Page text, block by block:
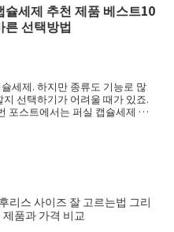
슐세제 추천 제품 베스트10
른 선택방법
세제. 하지만 종류도 기능로 많
선택하기가 어려울 때가 있죠.
포스트에서는 퍼실 캡슐세제 를
리스 사이즈 잘 고르는법 그리
제품과 가격 비교